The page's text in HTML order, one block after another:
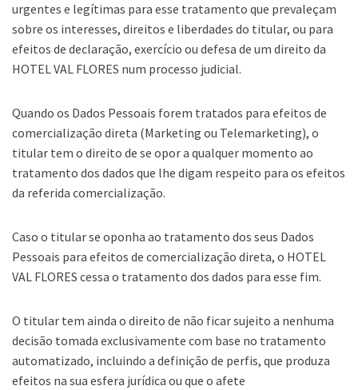
urgentes e legítimas para esse tratamento que prevaleçam
sobre os interesses, direitos e liberdades do titular, ou para
efeitos de declaração, exercício ou defesa de um direito da
HOTEL VAL FLORES num processo judicial.
Quando os Dados Pessoais forem tratados para efeitos de
comercialização direta (Marketing ou Telemarketing), o
titular tem o direito de se opor a qualquer momento ao
tratamento dos dados que lhe digam respeito para os efeitos
da referida comercialização.
Caso o titular se oponha ao tratamento dos seus Dados
Pessoais para efeitos de comercialização direta, o HOTEL
VAL FLORES cessa o tratamento dos dados para esse fim.
O titular tem ainda o direito de não ficar sujeito a nenhuma
decisão tomada exclusivamente com base no tratamento
automatizado, incluindo a definição de perfis, que produza
efeitos na sua esfera jurídica ou que o afete